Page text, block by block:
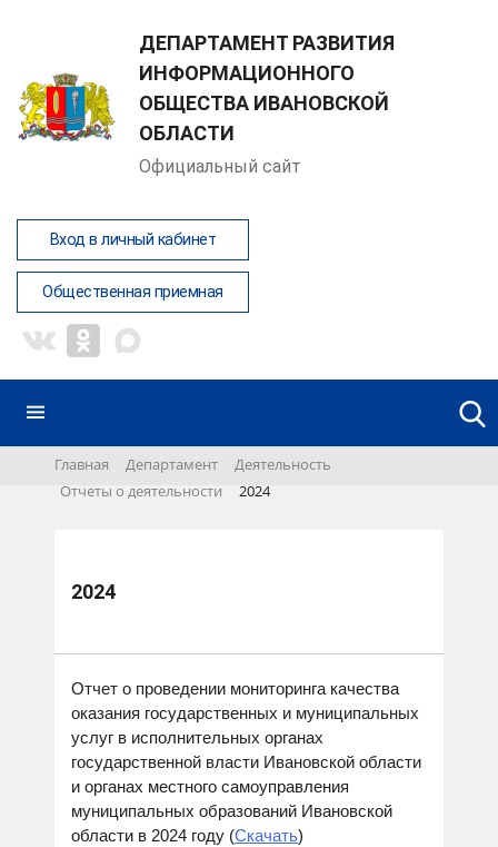
ДЕПАРТАМЕНТ РАЗВИТИЯ
ИНФОРМАЦИОННОГО
ОБЩЕСТВА ИВАНОВСКОЙ
ОБЛАСТИ
Официальный сайт
Вход в личный кабинет
Общественная приемная
Главная Департамент
Деятельность
Отчеты о деятельности
2024
2024
Отчет о проведении мониторинга качества
оказания государственных и муниципальных
услуг в исполнительных органах
государственной власти Ивановской области
и органах местного самоуправления
муниципальных образований Ивановской
области в 2024 году (Скачать)